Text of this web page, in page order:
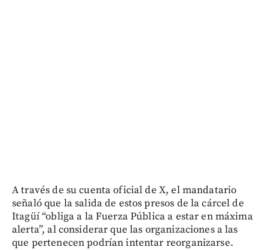
A través de su cuenta oficial de X, el mandatario
señaló que la salida de estos presos de la cárcel de
Itagüí “obliga a la Fuerza Pública a estar en máxima
alerta”, al considerar que las organizaciones a las
que pertenecen podrían intentar reorganizarse.